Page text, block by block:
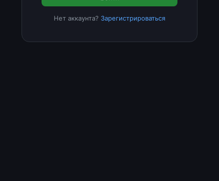
Нет аккаунта? Зарегистрироваться